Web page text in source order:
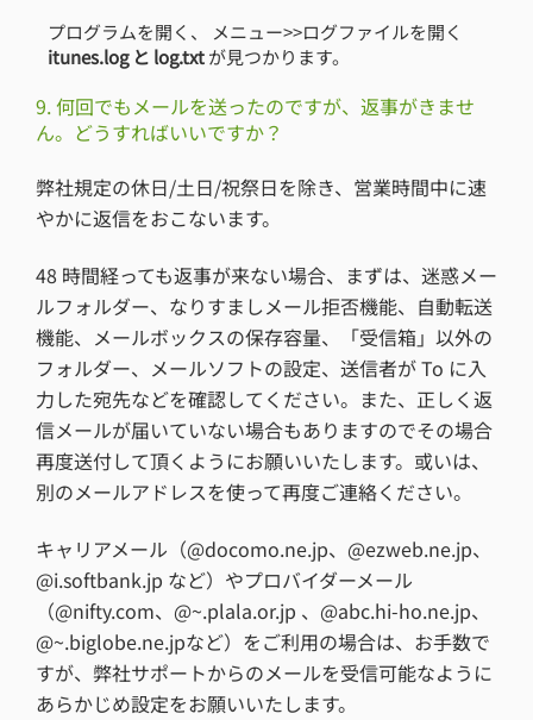
プログラムを開く、 メニュー>>ログファイルを開く
itunes.log と log.txtが見つかります。
9. 何回でもメールを送ったのですが、返事がきませ
ん。どうすればいいですか？
弊社規定の休日/土日/祝祭日を除き、営業時間中に速
やかに返信をおこないます。
48 時間経っても返事が来ない場合、まずは、迷惑メー
ルフォルダー、なりすましメール拒否機能、自動転送
機能、メールボックスの保存容量、「受信箱」以外の
フォルダー、メールソフトの設定、送信者が To に入
力した宛先などを確認してください。また、正しく返
信メールが届いていない場合もありますのでその場合
再度送付して頂くようにお願いいたします。或いは、
別のメールアドレスを使って再度ご連絡ください。
キャリアメール（@docomo.ne.jp、@ezweb.ne.jp、
@i.softbank.jp など）やプロバイダーメール
（@nifty.com、@~.plala.or.jp 、@abc.hi-ho.ne.jp、
@~.biglobe.ne.jpなど）をご利用の場合は、お手数で
すが、弊社サポートからのメールを受信可能なように
あらかじめ設定をお願いいたします。